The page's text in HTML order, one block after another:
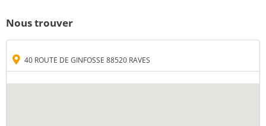
Nous trouver
40 ROUTE DE GINFOSSE 88520 RAVES